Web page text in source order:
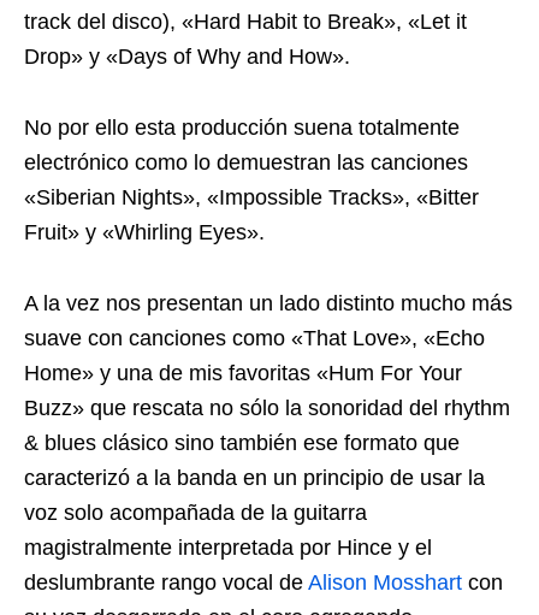
track del disco), «Hard Habit to Break», «Let it
Drop» y «Days of Why and How».
No por ello esta producción suena totalmente
electrónico como lo demuestran las canciones
«Siberian Nights», «Impossible Tracks», «Bitter
Fruit» y «Whirling Eyes».
A la vez nos presentan un lado distinto mucho más
suave con canciones como «That Love», «Echo
Home» y una de mis favoritas «Hum For Your
Buzz» que rescata no sólo la sonoridad del rhythm
& blues clásico sino también ese formato que
caracterizó a la banda en un principio de usar la
voz solo acompañada de la guitarra
magistralmente interpretada por Hince y el
deslumbrante rango vocal de Alison Mosshart con